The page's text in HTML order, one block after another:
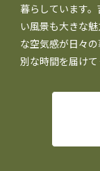
暮らしています
い風景も大きな
な空気感が日々
別な時間を届けて